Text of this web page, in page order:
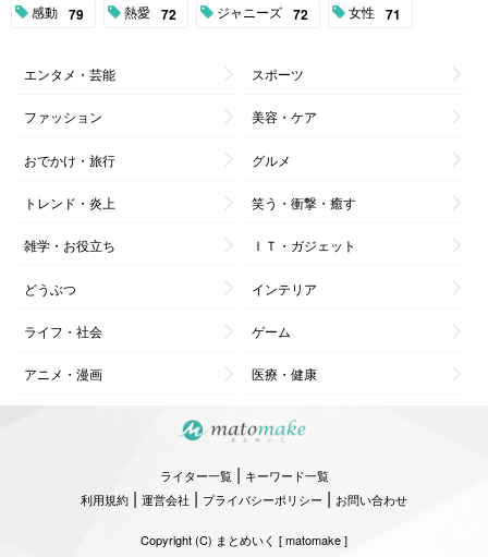
感動 79 熱愛 72 ジャニーズ 72 女性 71
エンタメ・芸能 スポーツ
ファッション 美容・ケア
おでかけ・旅行 グルメ
トレンド・炎上 笑う・衝撃・癒す
雑学・お役立ち ＩＴ・ガジェット
どうぶつ インテリア
ライフ・社会 ゲーム
アニメ・漫画 医療・健康
ライター一覧| キーワード一覧
利用規約 | 運営会社 | プライバシーポリシー | お問い合わせ
Copyright (C) まとめいく [ matomake ]